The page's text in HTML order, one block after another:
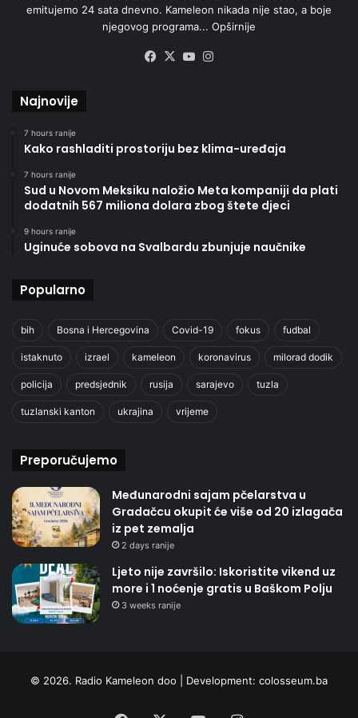
emitujemo 24 sata dnevno. Kameleon nikada nije stao, a boje
njegovog programa... Opširnije
Facebook
X YouTube
Najnovije
7 hours ranije
Kako rashladiti prostoriju bez klima-uređaja
7 hours ranije
Sud u Novom Meksiku naložio Meta kompaniji da plati
dodatnih 567 miliona dolara zbog štete djeci
9 hours ranije
Uginuće sobova na Svalbardu zbunjuje naučnike
Popularno
bih Bosna i Hercegovina Covid-19 fokus fudbal
istaknuto izrael kameleon koronavirus milorad dodik
policija predsjednik rusija sarajevo tuzla
tuzlanski kanton ukrajina vrijeme
Preporučujemo
Međunarodni sajam pčelarstva u
Gradačcu okupit će više od 20 izlagača
iz pet zemalja
2 days ranije
Ljeto nije završilo: Iskoristite vikend uz
more i 1 noćenje gratis u Baškom Polju
3 weeks ranije
© 2026. Radio Kameleon doo | Development: colosseum.ba